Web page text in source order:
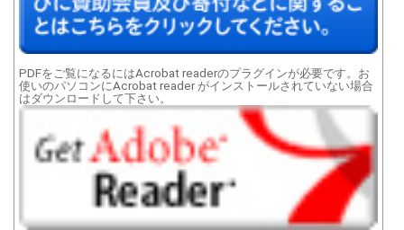
PDFをご覧になるにはAcrobat readerのプラグインが必要です。お
使いのパソコンにAcrobat reader がインストールされていない場合
はダウンロードして下さい。